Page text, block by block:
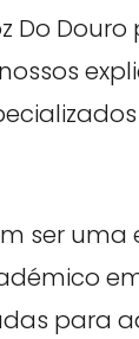
Do
ser
para